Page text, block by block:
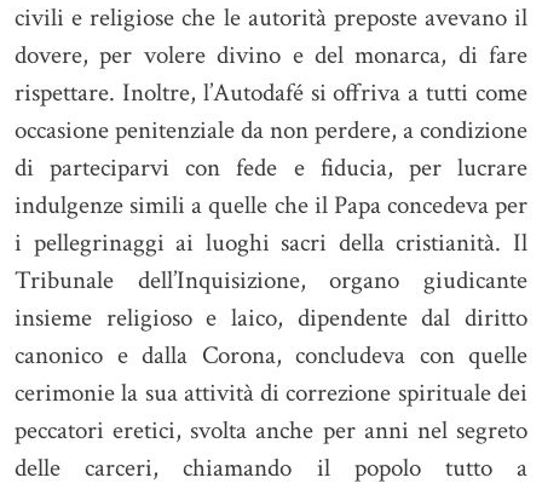
civili e religiose che le autorità preposte avevano il
dovere, per volere divino e del monarca, di fare
rispettare. Inoltre, l’Autodafé si offriva a tutti come
occasione penitenziale da non perdere, a condizione
di parteciparvi con fede e fiducia, per lucrare
indulgenze simili a quelle che il Papa concedeva per
i pellegrinaggi ai luoghi sacri della cristianità. Il
Tribunale dell’Inquisizione, organo giudicante
insieme religioso e laico, dipendente dal diritto
canonico e dalla Corona, concludeva con quelle
cerimonie la sua attività di correzione spirituale dei
peccatori eretici, svolta anche per anni nel segreto
delle carceri, chiamando il popolo tutto a